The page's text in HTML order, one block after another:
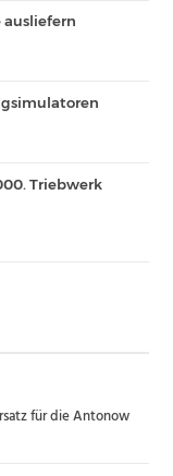
ausliefern
Triebwerk
für die Antonow